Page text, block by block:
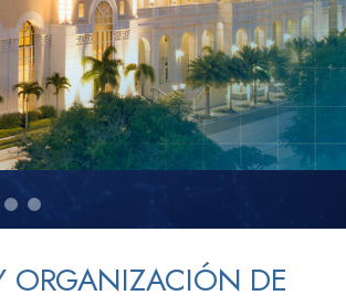
ORGANIZACIÓN DE